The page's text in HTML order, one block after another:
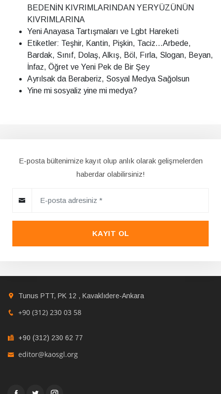
BEDENİN KIVRIMLARINDAN YERYÜZÜNÜN
KIVRIMLARINA
Yeni Anayasa Tartışmaları ve Lgbt Hareketi
Etiketler: Teşhir, Kantin, Pişkin, Taciz...Arbede,
Bardak, Sınıf, Dolaş, Alkış, Böl, Fırla, Slogan, Beyan,
İnfaz, Öğret ve Yeni Pek de Bir Şey
Ayrılsak da Beraberiz, Sosyal Medya Sağolsun
Yine mi sosyaliz yine mi medya?
E-posta bültenimize kayıt olup anlık olarak gelişmelerden
haberdar olabilirsiniz!
KAYIT OL
Tunus PTT, PK 12 , Kavaklıdere-Ankara
+90 (312) 230 03 58
+90 (312) 230 62 77
editor@kaosgl.org